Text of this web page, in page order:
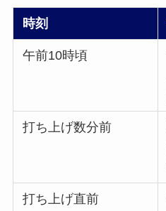
時刻
午前10時頃
打ち上げ数分前
打ち上げ直前